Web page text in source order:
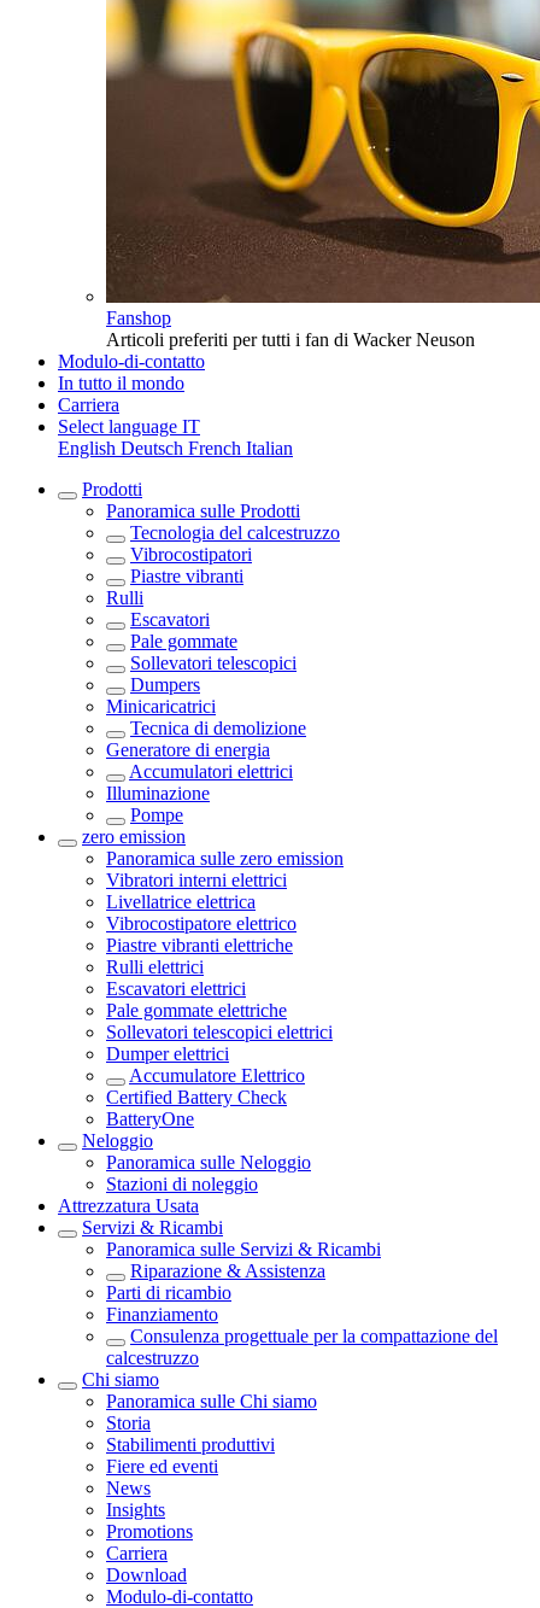
Fanshop
Articoli preferiti per tutti i fan di Wacker Neuson
Modulo-di-contatto
In tutto il mondo
Carriera
Select language IT
English Deutsch French Italian
Prodotti
Panoramica sulle Prodotti
Tecnologia del calcestruzzo
Vibrocostipatori
Piastre vibranti
Rulli
Escavatori
Pale gommate
Sollevatori telescopici
Dumpers
Minicaricatrici
Tecnica di demolizione
Generatore di energia
Accumulatori elettrici
Illuminazione
Pompe
zero emission
Panoramica sulle zero emission
Vibratori interni elettrici
Livellatrice elettrica
Vibrocostipatore elettrico
Piastre vibranti elettriche
Rulli elettrici
Escavatori elettrici
Pale gommate elettriche
Sollevatori telescopici elettrici
Dumper elettrici
Accumulatore Elettrico
Certified Battery Check
BatteryOne
Neloggio
Panoramica sulle Neloggio
Stazioni di noleggio
Attrezzatura Usata
Servizi & Ricambi
Panoramica sulle Servizi & Ricambi
Riparazione & Assistenza
Parti di ricambio
Finanziamento
Consulenza progettuale per la compattazione del
calcestruzzo
Chi siamo
Panoramica sulle Chi siamo
Storia
Stabilimenti produttivi
Fiere ed eventi
News
Insights
Promotions
Carriera
Download
Modulo-di-contatto